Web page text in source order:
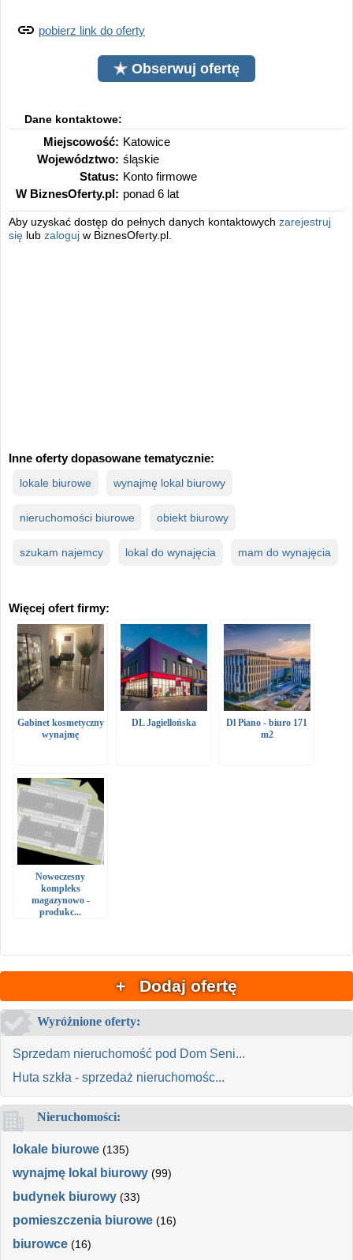
pobierz link do oferty
Obserwuj ofertę
Dane kontaktowe:
Miejscowość: Katowice
Województwo: śląskie
Status: Konto firmowe
W BiznesOferty.pl: ponad 6 lat
Aby uzyskać dostęp do pełnych danych kontaktowych zarejestruj
się lub zaloguj w BiznesOferty.pl.
Inne oferty dopasowane tematycznie:
lokale biurowe wynajmę lokal biurowy
nieruchomości biurowe obiekt biurowy
szukam najemcy lokal do wynajęcia mam do wynajęcia
Więcej ofert firmy:
Gabinet kosmetyczny
wynajmę
DL Jagiellońska
Dl Piano - biuro 171
m2
Nowoczesny
kompleks
magazynowo -
produkc...
+ Dodaj ofertę
Wyróżnione oferty:
Sprzedam nieruchomość pod Dom Seni...
Huta szkła - sprzedaż nieruchomośc...
Nieruchomości:
lokale biurowe (135)
wynajmę lokal biurowy (99)
budynek biurowy (33)
pomieszczenia biurowe (16)
biurowce (16)